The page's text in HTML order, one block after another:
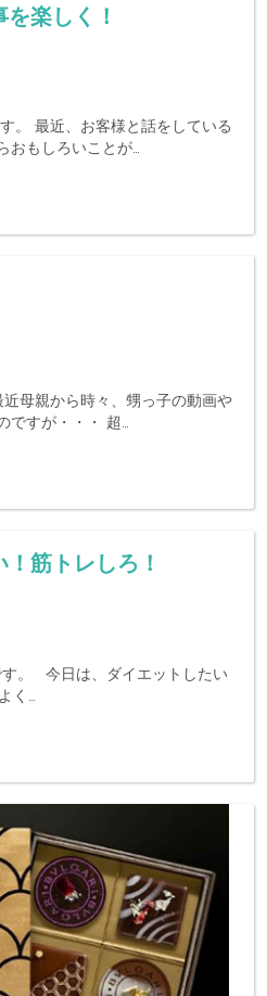
楽しく！
。 最近、お客様と話をしている
おもしろいことが…
母親から時々、甥っ子の動画や
すが・・・ 超…
筋トレしろ！
。 今日は、ダイエットしたい
く…